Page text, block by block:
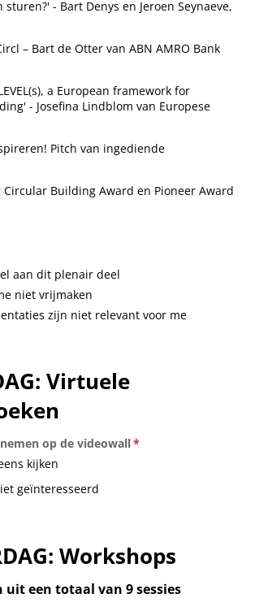
- Bart Denys en Jeroen Seynaeve,
– Bart de Otter van ABN AMRO Bank
a European framework for
- Josefina Lindblom van Europese
Pitch van ingediende
Building Award en Pioneer Award
aan dit plenair deel
niet vrijmaken
zijn niet relevant voor me
Virtuele
op de videowall*
(is vereist)
kijken
geïnteresseerd
Workshops
uit een totaal van 9 sessies